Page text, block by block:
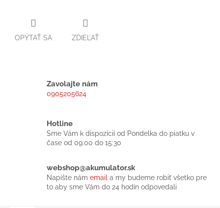
OPÝTAŤ SA ZDIEĽAŤ
Zavolajte nám
0905205624
Hotline
Sme Vám k dispozícií od Pondelka do piatku v
čase od 09:00 do 15:30
webshop@akumulator.sk
Napíšte nám email a my budeme robiť všetko pre
to aby sme Vám do 24 hodín odpovedali